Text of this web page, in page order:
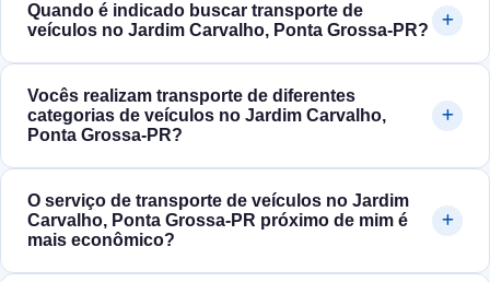
Quando é indicado buscar transporte de
veículos no Jardim Carvalho, Ponta Grossa‑PR?
Vocês realizam transporte de diferentes
categorias de veículos no Jardim Carvalho,
Ponta Grossa‑PR?
O serviço de transporte de veículos no Jardim
Carvalho, Ponta Grossa‑PR próximo de mim é
mais econômico?